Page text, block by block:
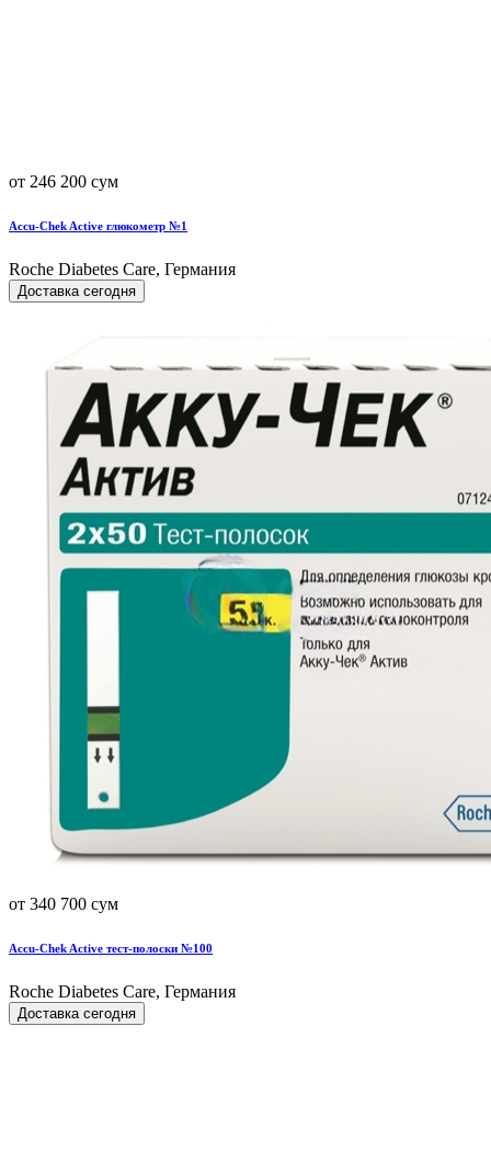
от 246 200 сум
Accu-Chek Active глюкометр №1
Roche Diabetes Care, Германия
Доставка сегодня
от 340 700 сум
Accu-Chek Active тест-полоски №100
Roche Diabetes Care, Германия
Доставка сегодня